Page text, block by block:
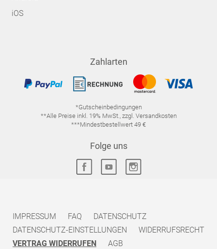
iOS
Zahlarten
*Gutscheinbedingungen
**Alle Preise inkl. 19% MwSt., zzgl. Versandkosten
***Mindestbestellwert 49 €
Folge uns
IMPRESSUM FAQ
DATENSCHUTZ
DATENSCHUTZ-EINSTELLUNGEN
WIDERRUFSRECHT
VERTRAG WIDERRUFEN
AGB